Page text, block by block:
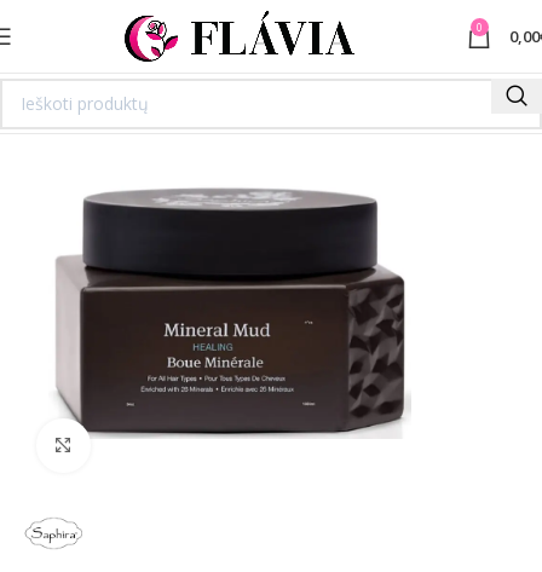
0 0,00
Spustelėkite norėdami padidinti